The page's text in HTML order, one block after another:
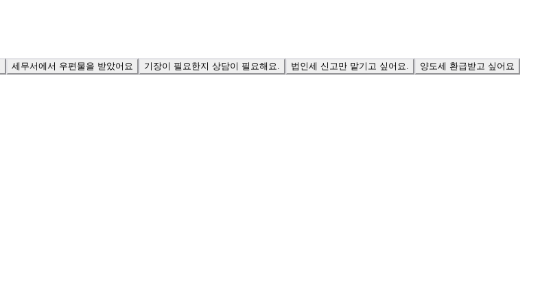
세무서에서 우편물을 받았어요 기장이 필요한지 상담이 필요해요. 법인세 신고만 맡기고 싶어요.
양도세 환급받고 싶어요